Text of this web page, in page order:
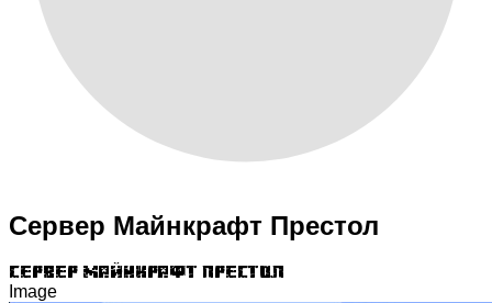
Сервер Майнкрафт Престол
Сервер Майнкрафт Престол
Image